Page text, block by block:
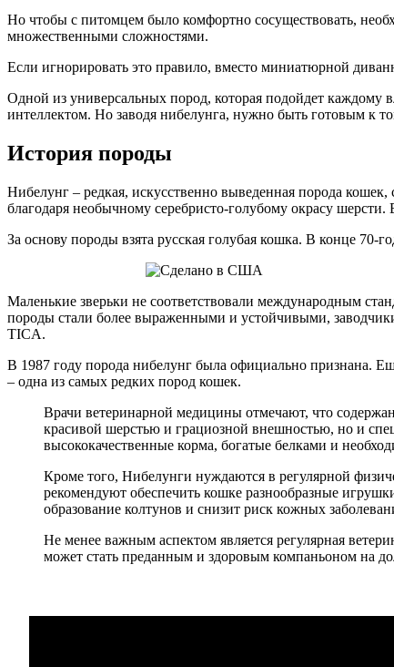
Но чтобы с питомцем было комфортно сосуществовать,
множественными сложностями.
Если игнорировать это правило, вместо миниатюрной
Одной из универсальных пород, которая подойдет каждому
интеллектом. Но заводя нибелунга, нужно быть готовым к
История породы
Нибелунг – редкая, искусственно выведенная порода
благодаря необычному серебристо-голубому окрасу
За основу породы взята русская голубая кошка. В конце 70-
Маленькие зверьки не соответствовали международным
породы стали более выраженными и устойчивыми,
TICA.
В 1987 году порода нибелунг была официально признана.
– одна из самых редких пород кошек.
Врачи ветеринарной медицины отмечают, что
красивой шерстью и грациозной внешностью, но и
высококачественные корма, богатые белками и
Кроме того, Нибелунги нуждаются в регулярной
рекомендуют обеспечить кошке разнообразные
образование колтунов и снизит риск кожных
Не менее важным аспектом является регулярная
может стать преданным и здоровым компаньоном на